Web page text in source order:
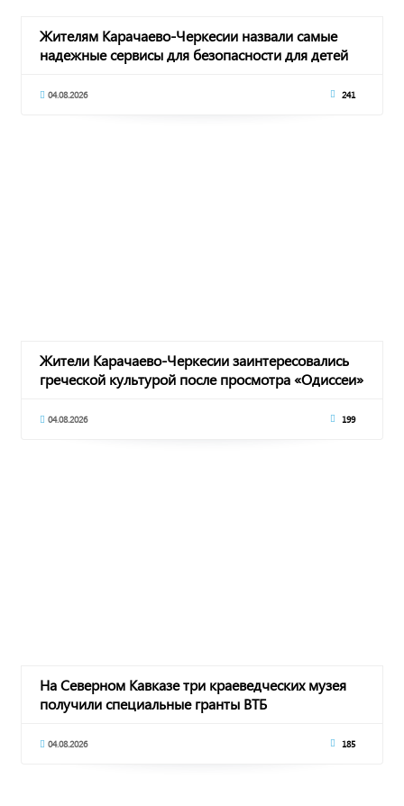
Жителям Карачаево-Черкесии назвали самые
надежные сервисы для безопасности для детей
04.08.2026 241
Жители Карачаево-Черкесии заинтересовались
греческой культурой после просмотра «Одиссеи»
04.08.2026 199
На Северном Кавказе три краеведческих музея
получили специальные гранты ВТБ
04.08.2026 185